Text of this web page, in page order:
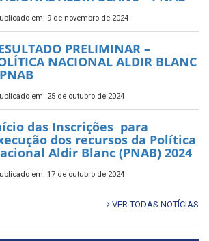
em: 9 de novembro de 2024
PRELIMINAR –
NACIONAL ALDIR BLANC
em: 25 de outubro de 2024
das Inscrições para
dos recursos da Política
Aldir Blanc (PNAB) 2024
em: 17 de outubro de 2024
VER TODAS NOTÍCIAS